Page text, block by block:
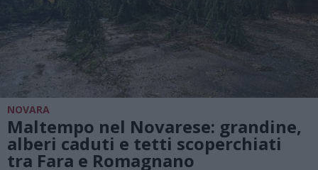
NOVARA
Maltempo nel Novarese: grandine,
alberi caduti e tetti scoperchiati
tra Fara e Romagnano